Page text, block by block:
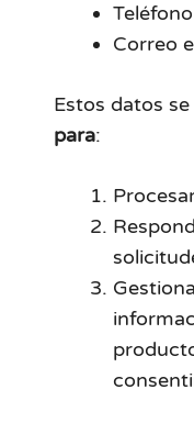
Correo
Estos datos
para: